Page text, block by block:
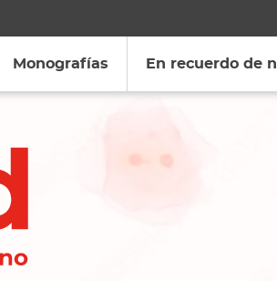
Monografías En recuerdo de